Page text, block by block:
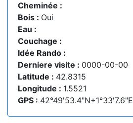
Cheminée :
Bois : Oui
Eau :
Couchage :
Idée Rando :
Derniere visite : 0000-00-00
Latitude : 42.8315
Longitude : 1.5521
GPS : 42°49'53.4"N+1°33'7.6"E